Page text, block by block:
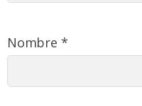
Nombre *